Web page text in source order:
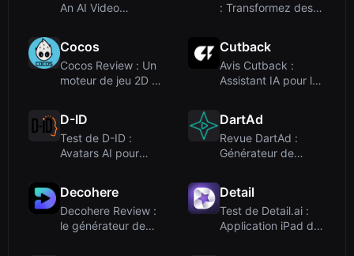
An AI Video
: Transformez des
Cocos
Cocos Review : Un
moteur de jeu 2D et
Cutback
Avis Cutback :
Assistant IA pour le
D-ID
Test de D-ID :
Avatars AI pour
DartAd
Revue DartAd :
Générateur de
Decohere
Decohere Review :
le générateur de
Detail
Test de Detail.ai :
Application iPad de